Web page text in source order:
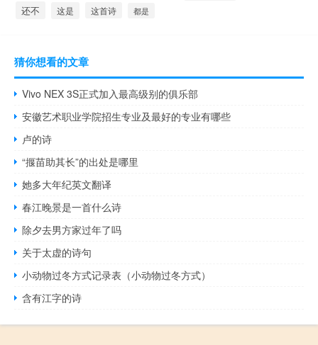
还不 这是 这首诗 都是
猜你想看的文章
Vivo NEX 3S正式加入最高级别的俱乐部
安徽艺术职业学院招生专业及最好的专业有哪些
卢的诗
“揠苗助其长”的出处是哪里
她多大年纪英文翻译
春江晚景是一首什么诗
除夕去男方家过年了吗
关于太虚的诗句
小动物过冬方式记录表（小动物过冬方式）
含有江字的诗